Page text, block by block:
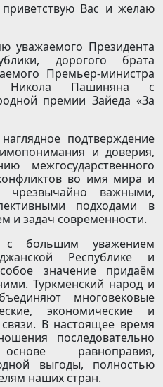
Вас и желаю
уважаемого Президента
дорогого брата
Премьер-министра
Никола Пашиняна с
премии Зайеда «За
подтверждение
и доверия,
межгосударственного
во имя мира и
чрезвычайно важными,
подходами в
и задач современности.
большим уважением
Республике и
значение придаём
Туркменский народ и
многовековые
экономические и
В настоящее время
последовательно
равноправия,
выгоды, полностью
наших стран.